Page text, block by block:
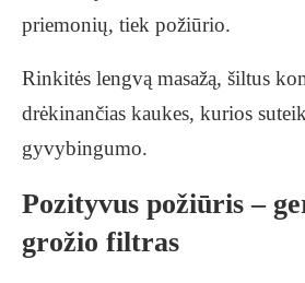
priemonių, tiek požiūrio.
Rinkitės lengvą masažą, šiltus
drėkinančias kaukes, kurios
gyvybingumo.
Pozityvus požiūris –
grožio filtras